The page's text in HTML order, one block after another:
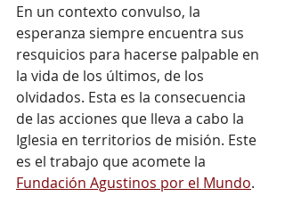
En un contexto convulso, la
esperanza siempre encuentra sus
resquicios para hacerse palpable en
la vida de los últimos, de los
olvidados. Esta es la consecuencia
de las acciones que lleva a cabo la
Iglesia en territorios de misión. Este
es el trabajo que acomete la
Fundación Agustinos por el Mundo.